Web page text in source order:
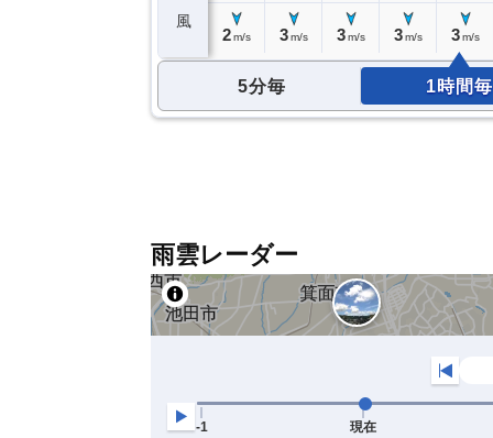
風
2 m/s 3 m/s 3 m/s 3 m/s 3 m/s
5分毎 1時間毎
雨雲レーダー